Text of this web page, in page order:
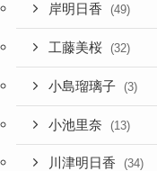
岸明日香 (49)
工藤美桜 (32)
小島瑠璃子 (3)
小池里奈 (13)
川津明日香 (34)